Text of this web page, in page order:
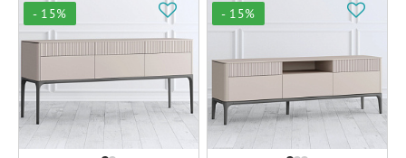
- 15% - 15%